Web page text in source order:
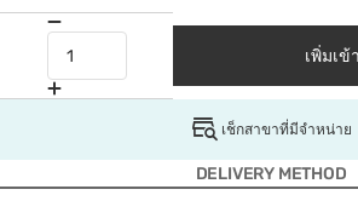
เพิ่มเข้
เช็กสาขาที่มีจำหน่าย
DELIVERY METHOD